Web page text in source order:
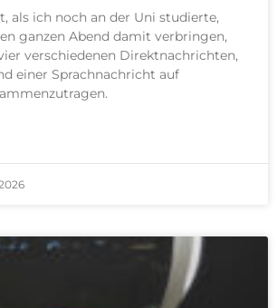
als ich noch an der Uni studierte,
ganzen Abend damit verbringen,
verschiedenen Direktnachrichten,
einer Sprachnachricht auf